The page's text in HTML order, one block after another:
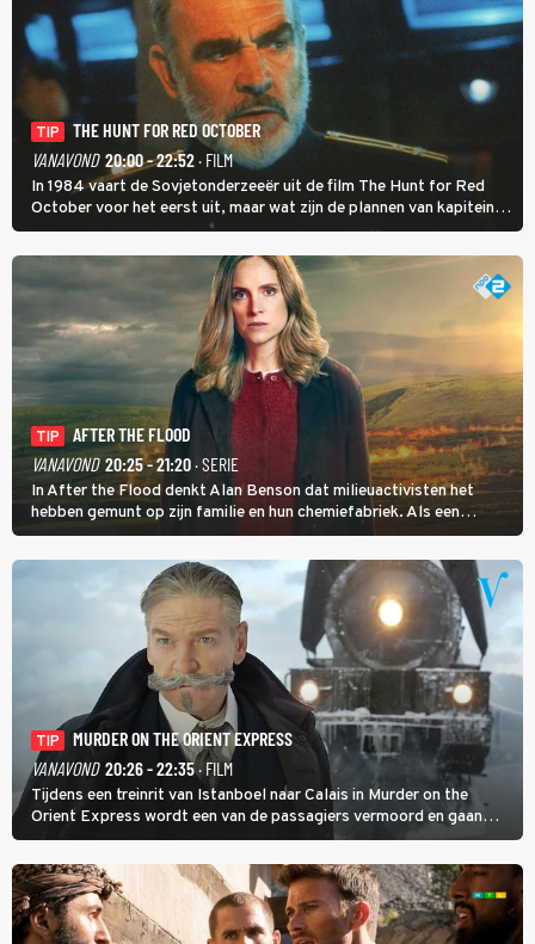
TIP
THE HUNT FOR RED OCTOBER
VANAVOND 20:00 - 22:52· FILM
In 1984 vaart de Sovjetonderzeeër uit de film The Hunt for Red
October voor het eerst uit, maar wat zijn de plannen van kapitein
Marko Ramius?
TIP
AFTER THE FLOOD
VANAVOND 20:25 - 21:20· SERIE
In After the Flood denkt Alan Benson dat milieuactivisten het
hebben gemunt op zijn familie en hun chemiefabriek. Als een
brandende boodschap in het veen de boel op scherp zet, besluit
Jo Marshall de jonge Finn Allen aan de tand te voelen.
TIP
MURDER ON THE ORIENT EXPRESS
VANAVOND 20:26 - 22:35· FILM
Tijdens een treinrit van Istanboel naar Calais in Murder on the
Orient Express wordt een van de passagiers vermoord en gaan
detective Hercule Poirot en zijn snor uitzoeken wie van de andere
treinreizigers de dader is.